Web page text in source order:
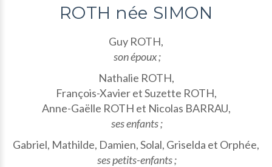
ROTH née SIMON
Guy ROTH,
son époux ;
Nathalie ROTH,
François-Xavier et Suzette ROTH,
Anne-Gaëlle ROTH et Nicolas BARRAU,
ses enfants ;
Gabriel, Mathilde, Damien, Solal, Griselda et Orphée,
ses petits-enfants ;